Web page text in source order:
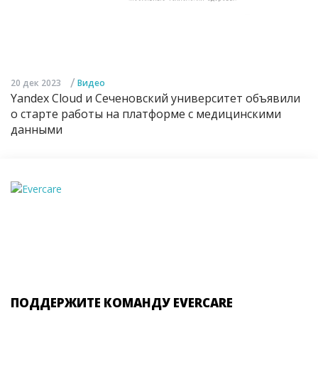
20 дек 2023 / Видео
Yandex Cloud и Сеченовский университет объявили
о старте работы на платформе с медицинскими
данными
ПОДДЕРЖИТЕ КОМАНДУ EVERCARE